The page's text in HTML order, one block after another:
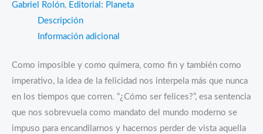
Gabriel Rolón, Editorial: Planeta
Descripción
Información adicional
Como imposible y como quimera, como fin y también como
imperativo, la idea de la felicidad nos interpela más que nunca
en los tiempos que corren. “¿Cómo ser felices?”, esa sentencia
que nos sobrevuela como mandato del mundo moderno se
impuso para encandilarnos y hacernos perder de vista aquella